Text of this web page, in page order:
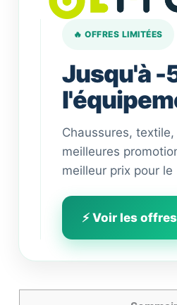
🔥 OFFRES LIMITÉES
Jusqu'à -
Chaussures,
meilleures
meilleur prix pour le
⚡ Voir les offres